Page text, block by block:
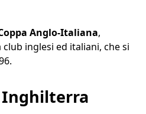
Anglo-Italiana,
inglesi ed italiani, che si